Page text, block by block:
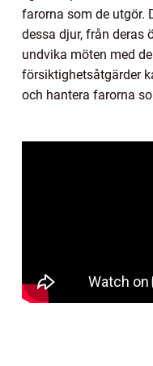
farorna som de utgör.
dessa djur, från deras
undvika möten med
försiktighetsåtgärder
och hantera farorna